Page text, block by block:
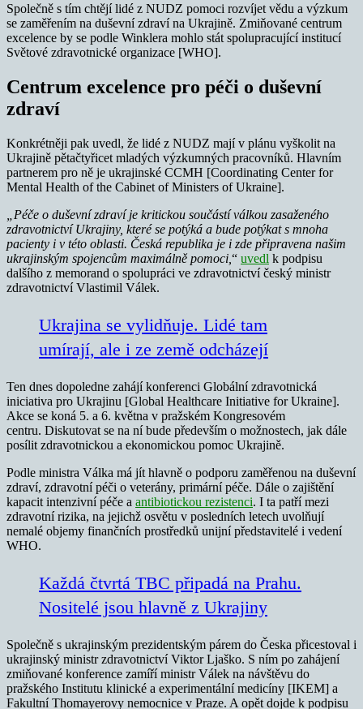
Společně s tím chtějí lidé z NUDZ pomoci rozvíjet vědu a výzkum
se zaměřením na duševní zdraví na Ukrajině. Zmiňované centrum
excelence by se podle Winklera mohlo stát spolupracující institucí
Světové zdravotnické organizace [WHO].
Centrum excelence pro péči o duševní
zdraví
Konkrétněji pak uvedl, že lidé z NUDZ mají v plánu vyškolit na
Ukrajině pětačtyřicet mladých výzkumných pracovníků. Hlavním
partnerem pro ně je ukrajinské CCMH [Coordinating Center for
Mental Health of the Cabinet of Ministers of Ukraine].
„Péče o duševní zdraví je kritickou součástí válkou zasaženého
zdravotnictví Ukrajiny, které se potýká a bude potýkat s mnoha
pacienty i v této oblasti. Česká republika je i zde připravena našim
ukrajinským spojencům maximálně pomoci, “ uvedl k podpisu
dalšího z memorand o spolupráci ve zdravotnictví český ministr
zdravotnictví Vlastimil Válek.
Ukrajina se vylidňuje. Lidé tam
umírají, ale i ze země odcházejí
Ten dnes dopoledne zahájí konferenci Globální zdravotnická
iniciativa pro Ukrajinu [Global Healthcare Initiative for Ukraine].
Akce se koná 5. a 6. května v pražském Kongresovém
centru. Diskutovat se na ní bude především o možnostech, jak dále
posílit zdravotnickou a ekonomickou pomoc Ukrajině.
Podle ministra Válka má jít hlavně o podporu zaměřenou na duševní
zdraví, zdravotní péči o veterány, primární péče. Dále o zajištění
kapacit intenzivní péče a antibiotickou rezistenci. I ta patří mezi
zdravotní rizika, na jejichž osvětu v posledních letech uvolňují
nemalé objemy finančních prostředků unijní představitelé i vedení
WHO.
Každá čtvrtá TBC připadá na Prahu.
Nositelé jsou hlavně z Ukrajiny
Společně s ukrajinským prezidentským párem do Česka přicestoval i
ukrajinský ministr zdravotnictví Viktor Ljaško. S ním po zahájení
zmiňované konference zamíří ministr Válek na návštěvu do
pražského Institutu klinické a experimentální medicíny [IKEM] a
Fakultní Thomayerovy nemocnice v Praze. A opět dojde k podpisu